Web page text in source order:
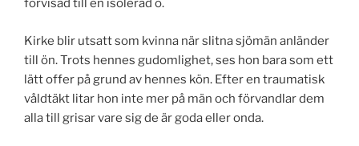
förvisad till en isolerad ö.
Kirke blir utsatt som kvinna när slitna sjömän anländer
till ön. Trots hennes gudomlighet, ses hon bara som ett
lätt offer på grund av hennes kön. Efter en traumatisk
våldtäkt litar hon inte mer på män och förvandlar dem
alla till grisar vare sig de är goda eller onda.